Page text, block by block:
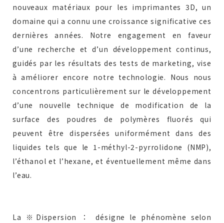
nouveaux matériaux pour les imprimantes 3D, un
domaine qui a connu une croissance significative ces
dernières années. Notre engagement en faveur
d’une recherche et d’un développement continus,
guidés par les résultats des tests de marketing, vise
à améliorer encore notre technologie. Nous nous
concentrons particulièrement sur le développement
d’une nouvelle technique de modification de la
surface des poudres de polymères fluorés qui
peuvent être dispersées uniformément dans des
liquides tels que le 1-méthyl-2-pyrrolidone (NMP),
l’éthanol et l’hexane, et éventuellement même dans
l’eau.
La ※Dispersion ： désigne le phénomène selon